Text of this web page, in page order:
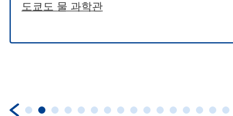
도쿄도 물 과학관